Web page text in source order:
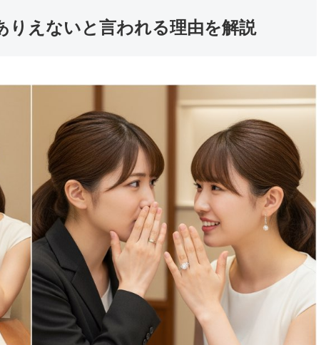
りえないと言われる理由を解説